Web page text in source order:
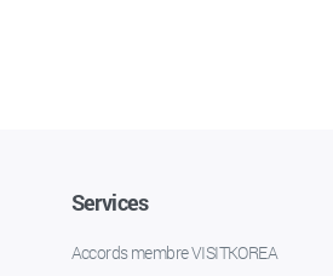
Services
Accords membre VISITKOREA